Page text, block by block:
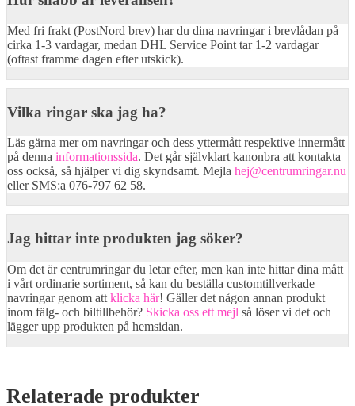
Med fri frakt (PostNord brev) har du dina navringar i brevlådan på
cirka 1-3 vardagar, medan DHL Service Point tar 1-2 vardagar
(oftast framme dagen efter utskick).
Vilka ringar ska jag ha?
Läs gärna mer om navringar och dess yttermått respektive innermått
på denna informationssida. Det går självklart kanonbra att kontakta
oss också, så hjälper vi dig skyndsamt. Mejla hej@centrumringar.nu
eller SMS:a 076-797 62 58.
Jag hittar inte produkten jag söker?
Om det är centrumringar du letar efter, men kan inte hittar dina mått
i vårt ordinarie sortiment, så kan du beställa customtillverkade
navringar genom att klicka här! Gäller det någon annan produkt
inom fälg- och biltillbehör? Skicka oss ett mejl så löser vi det och
lägger upp produkten på hemsidan.
Relaterade produkter